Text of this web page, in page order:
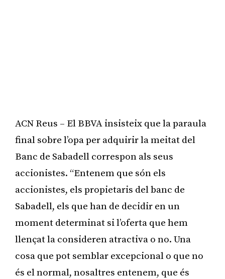
ACN Reus – El BBVA insisteix que la paraula
final sobre l’opa per adquirir la meitat del
Banc de Sabadell correspon als seus
accionistes. “Entenem que són els
accionistes, els propietaris del banc de
Sabadell, els que han de decidir en un
moment determinat si l’oferta que hem
llençat la consideren atractiva o no. Una
cosa que pot semblar excepcional o que no
és el normal, nosaltres entenem, que és